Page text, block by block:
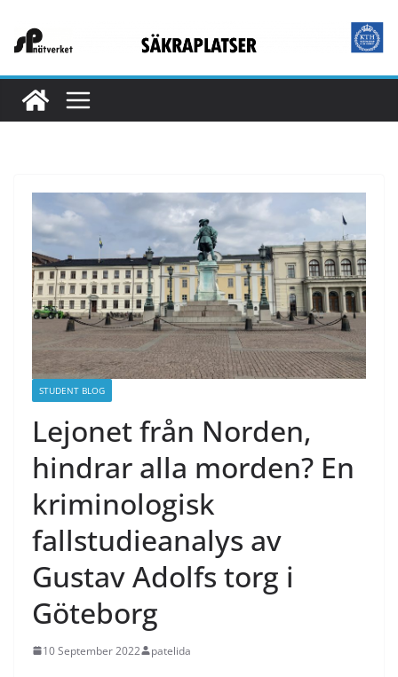
STUDENT BLOG
Lejonet från Norden,
hindrar alla morden? En
kriminologisk
fallstudieanalys av
Gustav Adolfs torg i
Göteborg
10 September 2022 patelida